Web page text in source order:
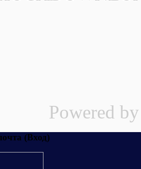
Powered
(Вход)